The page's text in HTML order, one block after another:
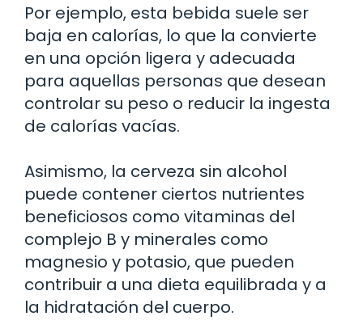
Por ejemplo, esta bebida suele ser
baja en calorías, lo que la convierte
en una opción ligera y adecuada
para aquellas personas que desean
controlar su peso o reducir la ingesta
de calorías vacías.
Asimismo, la cerveza sin alcohol
puede contener ciertos nutrientes
beneficiosos como vitaminas del
complejo B y minerales como
magnesio y potasio, que pueden
contribuir a una dieta equilibrada y a
la hidratación del cuerpo.